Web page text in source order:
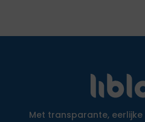
Met transparante,